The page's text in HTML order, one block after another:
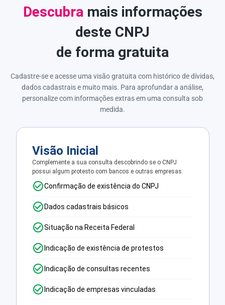
Descubramais informações
deste CNPJ
de forma gratuita
Cadastre-se e acesse uma visão gratuita com histórico de dívidas,
dados cadastrais e muito mais. Para aprofundar a análise,
personalize com informações extras em uma consulta sob
medida.
Visão Inicial
Complemente a sua consulta descobrindo se o CNPJ
possui algum protesto com bancos e outras empresas.
Confirmação de existência do CNPJ
Dados cadastrais básicos
Situação na Receita Federal
Indicação de existência de protestos
Indicação de consultas recentes
Indicação de empresas vinculadas